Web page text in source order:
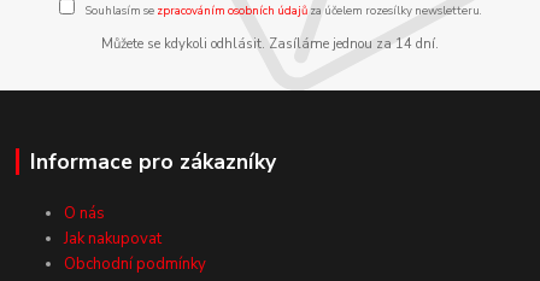
Souhlasím se zpracováním osobních údajůza účelem rozesílky newsletteru.
Můžete se kdykoli odhlásit. Zasíláme jednou za 14 dní.
Informace pro zákazníky
O nás
Jak nakupovat
Obchodní podmínky